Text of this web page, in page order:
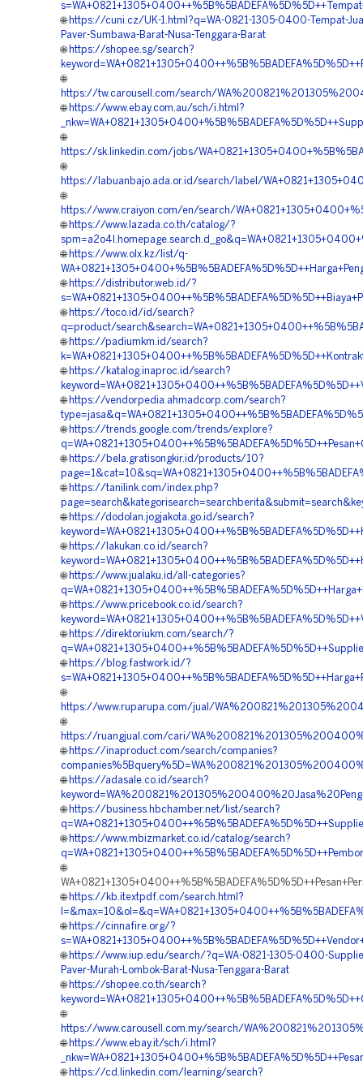
🌐 https://cuni.cz/UK-1.html?q=WA-0821-1305-0400-Tempat-
Paver-Sumbawa-Barat-Nusa-Tenggara-Barat
🌐 https://shopee.sg/search?
🌐
https://tw.carousell.com/search/
🌐 https://www.ebay.com.au/sch/i.html?
🌐
https://sk.linkedin.com/jobs/
🌐
https://labuanbajo.ada.or.id/search/label/
🌐
https://www.craiyon.com/en/search/
🌐 https://www.lazada.co.th/catalog/?
🌐 https://www.olx.kz/list/q-
🌐 https://distributor.web.id/?
🌐 https://toco.id/id/search?
q=product/
🌐 https://padiumkm.id/search?
🌐 https://katalog.inaproc.id/search?
🌐 https://vendorpedia.ahmadcorp.com/search?
🌐 https://trends.google.com/trends/explore?
🌐 https://bela.gratisongkir.id/products/10?
🌐 https://tanilink.com/index.php?
🌐 https://dodolan.jogjakota.go.id/search?
🌐 https://lakukan.co.id/search?
🌐 https://www.jualaku.id/all-categories?
🌐 https://www.pricebook.co.id/search?
🌐 https://direktoriukm.com/search/?
🌐 https://blog.fastwork.id/?
🌐
https://www.ruparupa.com/jual/
🌐
https://ruangjual.com/cari/
🌐 https://inaproduct.com/search/companies?
🌐 https://adasale.co.id/search?
🌐 https://business.hbchamber.net/list/search?
🌐 https://www.mbizmarket.co.id/catalog/search?
🌐
🌐 https://kb.itextpdf.com/search.html?
🌐 https://cinnafire.org/?
🌐 https://www.iup.edu/search/?q=WA-0821-1305-0400-
Paver-Murah-Lombok-Barat-Nusa-Tenggara-Barat
🌐 https://shopee.co.th/search?
🌐
https://www.carousell.com.my/search/
🌐 https://www.ebay.it/sch/i.html?
🌐 https://cd.linkedin.com/learning/search?